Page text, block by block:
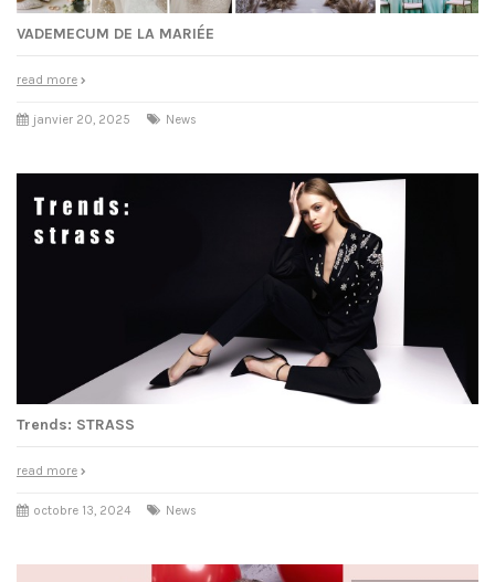
VADEMECUM DE LA MARIÉE
read more
janvier 20, 2025 News
Trends: STRASS
read more
octobre 13, 2024 News